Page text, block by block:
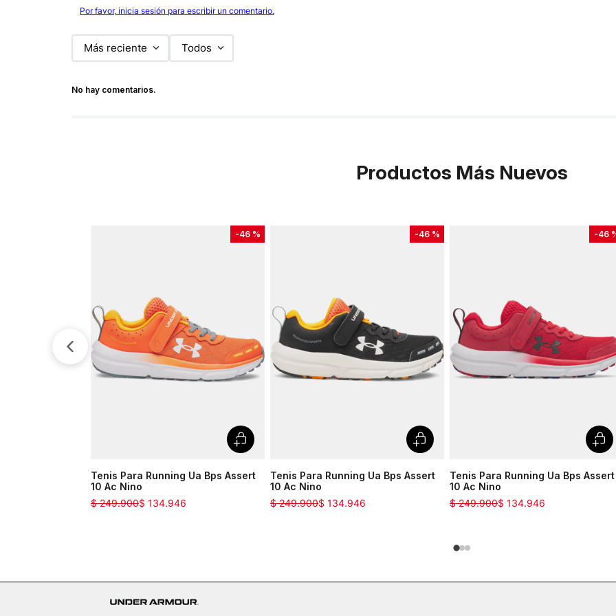
Por favor, inicia sesión para escribir un comentario.
Más reciente Todos
No hay comentarios.
Productos Más Nuevos
-46 %
Tenis Para Running Ua Bps Assert
10 Ac Nino
$ 134.946
$ 249.900
-46 %
Tenis Para Running Ua Bps Assert
10 Ac Nino
$ 134.946
$ 249.900
-46
Tenis Para Running Ua Bps Assert
10 Ac Nino
$ 134.946
$ 249.900